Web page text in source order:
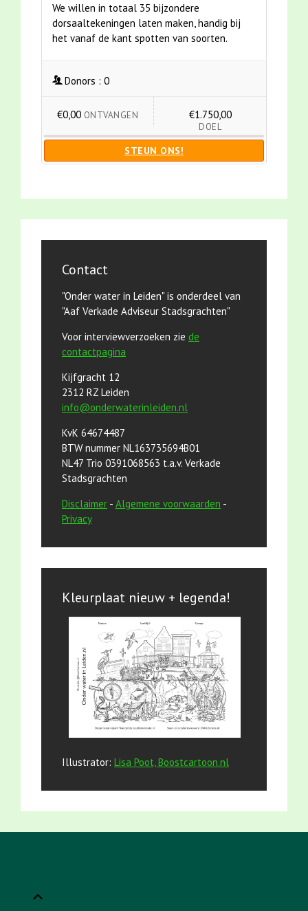
We willen in totaal 35 bijzondere
dorsaaltekeningen laten maken, handig bij
het vanaf de kant spotten van soorten.
Donors : 0
€0,00 ONTVANGEN €1.750,00
DOEL
STEUN ONS!
Contact
"Onder water in Leiden" is onderdeel van
"Aaf Verkade Adviseur Stadsgrachten"
Voor interviewverzoeken zie de
contactpagina
Kijfgracht 12
2312 RZ Leiden
info@onderwaterinleiden.nl
KvK 64674487
BTW nummer NL163735694B01
NL47 Trio 0391068563 t.a.v. Verkade
Stadsgrachten
Disclaimer - Algemene voorwaarden -
Privacy
Kleurplaat nieuw + legenda!
Illustrator: Lisa Poot, Boostcartoon.nl